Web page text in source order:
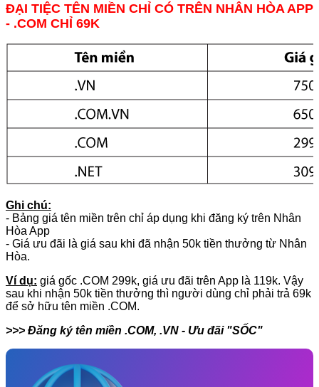
ĐẠI TIỆC TÊN MIỀN CHỈ CÓ TRÊN NHÂN HÒA APP
- .COM CHỈ 69K
Ghi chú:
- Bảng giá tên miền trên chỉ áp dụng khi đăng ký trên Nhân
Hòa App
- Giá ưu đãi là giá sau khi đã nhận 50k tiền thưởng từ Nhân
Hòa.
Ví dụ: giá gốc .COM 299k, giá ưu đãi trên App là 119k. Vậy
sau khi nhận 50k tiền thưởng thì người dùng chỉ phải trả 69k
để sở hữu tên miền .COM.
>>> Đăng ký tên miền .COM, .VN - Ưu đãi "SỐC"